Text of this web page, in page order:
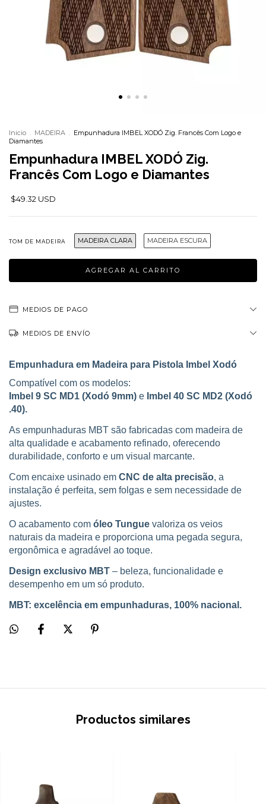
Inicio . MADEIRA . Empunhadura IMBEL XODÓ Zig. Francês Com Logo e
Diamantes
Empunhadura IMBEL XODÓ Zig.
Francês Com Logo e Diamantes
$49.32 USD
TOM DE MADEIRA MADEIRA CLARA MADEIRA ESCURA
MEDIOS DE PAGO
MEDIOS DE ENVÍO
Empunhadura em Madeira para Pistola Imbel Xodó
Compatível com os modelos:
Imbel 9 SC MD1 (Xodó 9mm) e Imbel 40 SC MD2 (Xodó
.40).
As empunhaduras MBT são fabricadas com madeira de
alta qualidade e acabamento refinado, oferecendo
durabilidade, conforto e um visual marcante.
Com encaixe usinado em CNC de alta precisão, a
instalação é perfeita, sem folgas e sem necessidade de
ajustes.
O acabamento com óleo Tungue valoriza os veios
naturais da madeira e proporciona uma pegada segura,
ergonômica e agradável ao toque.
Design exclusivo MBT – beleza, funcionalidade e
desempenho em um só produto.
MBT: excelência em empunhaduras, 100% nacional.
Productos similares